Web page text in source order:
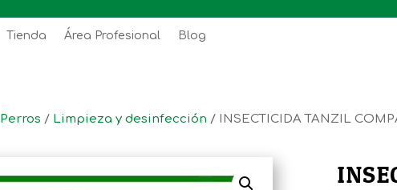
Tienda Área Profesional Blog
Perros / Limpieza y desinfección / INSECTICIDA TANZIL